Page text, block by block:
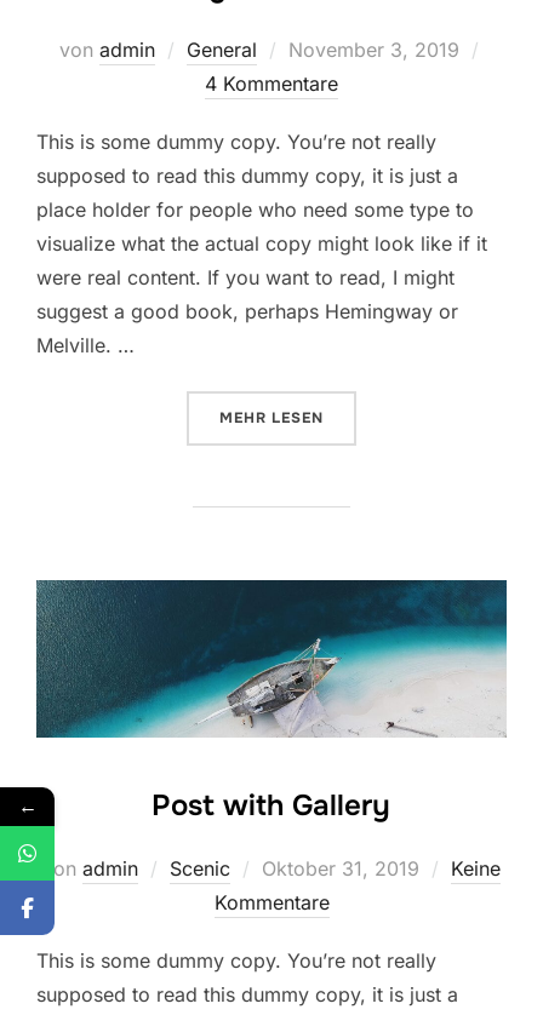
von admin General
Veröffentlicht
am
November 3, 2019
4 Kommentare
This is some dummy copy. You’re not really
supposed to read this dummy copy, it is just a
place holder for people who need some type to
visualize what the actual copy might look like if it
were real content. If you want to read, I might
suggest a good book, perhaps Hemingway or
Melville. …
MEHR ÜBER „TESTING THE ELEMENTS“
LESEN
Post with Gallery
von admin Scenic
Veröffentlicht
am
Oktober 31, 2019
Keine
Kommentare
This is some dummy copy. You’re not really
supposed to read this dummy copy, it is just a
←